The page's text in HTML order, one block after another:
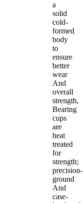
a
solid
cold-
formed
body
to
ensure
better
wear
And
overall
strength,
Bearing
cups
are
heat
treated
for
strength;
precision-
ground
And
case-